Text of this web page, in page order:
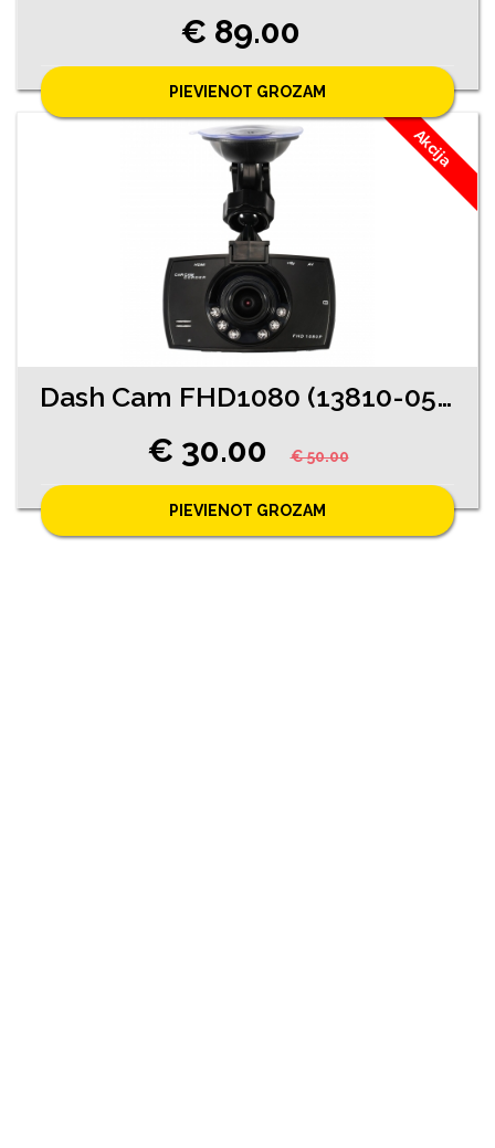
€ 89.00
PIEVIENOT GROZAM
Akcija
Dash Cam FHD1080 (13810-0551)
€ 30.00€ 50.00
PIEVIENOT GROZAM